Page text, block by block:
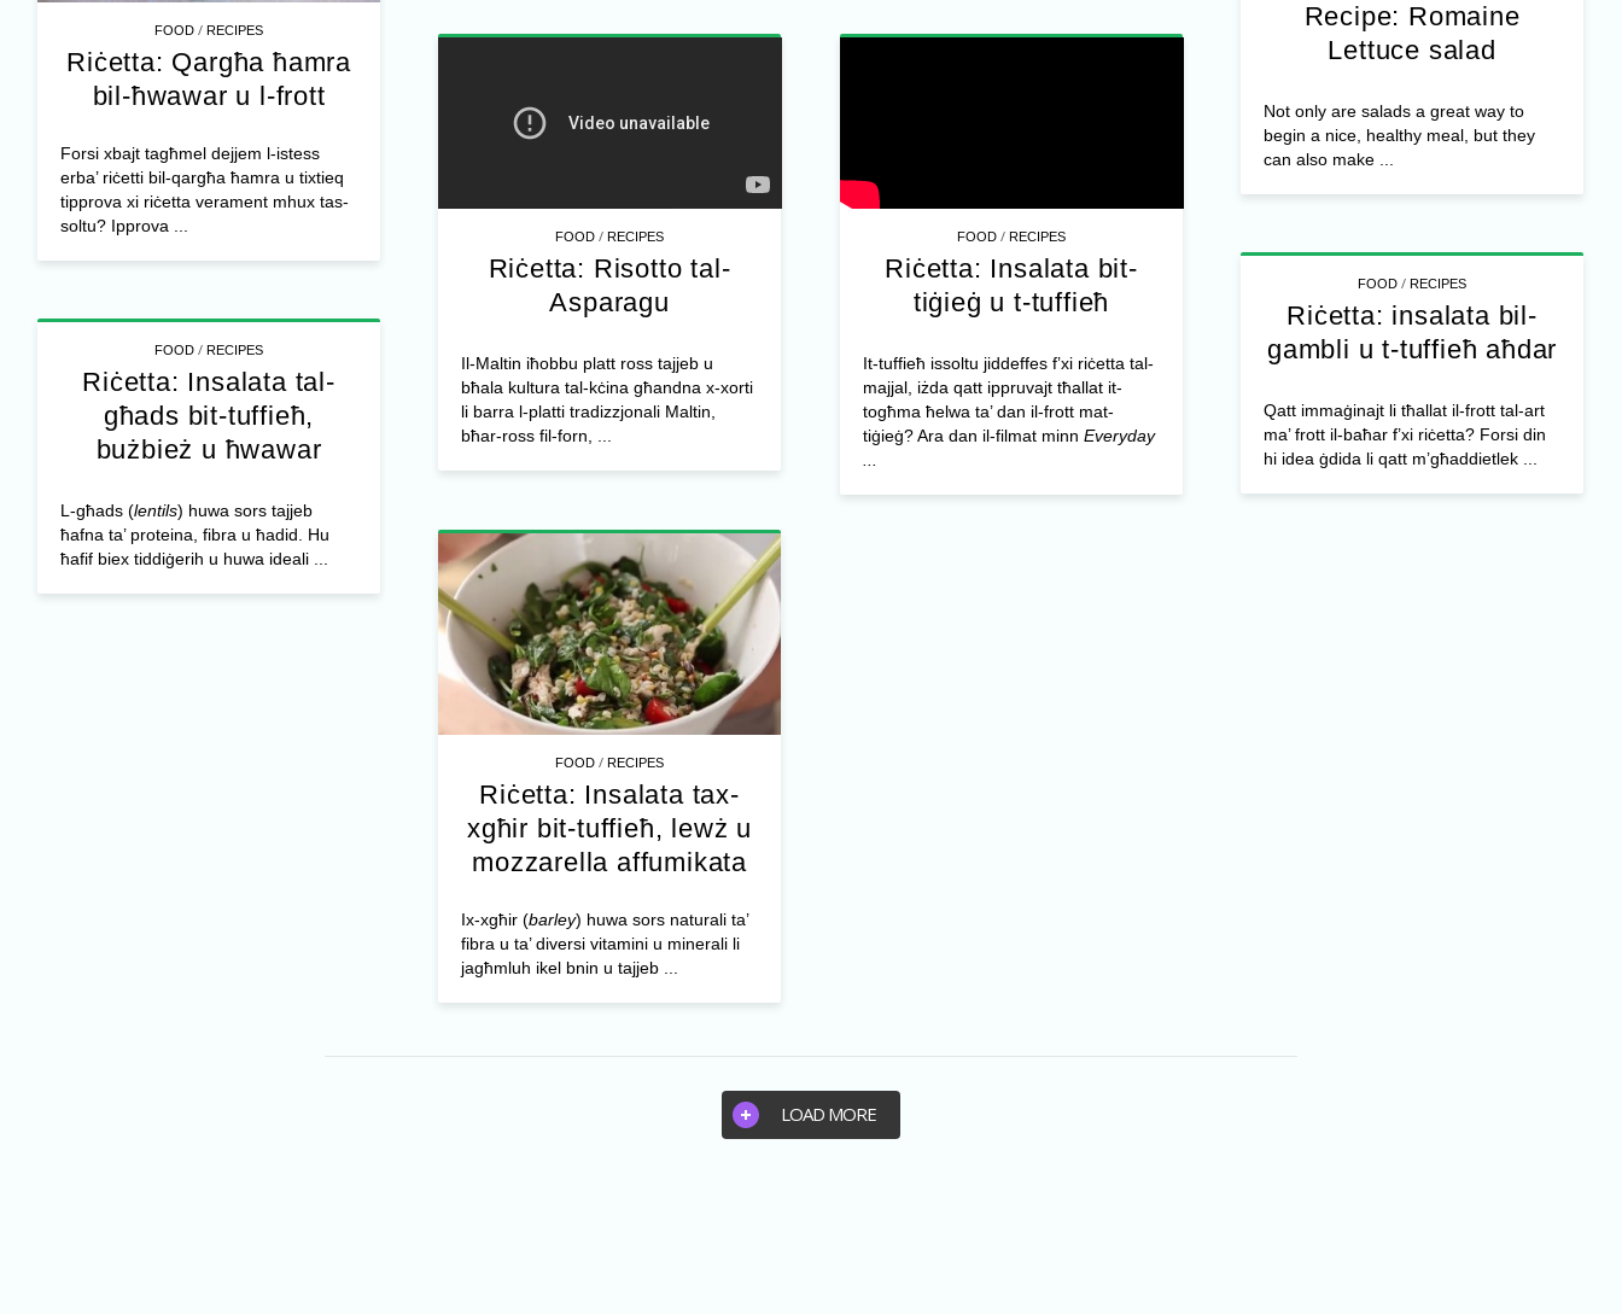
Recipe: Romaine
Lettuce salad
Not only are salads a great way to
begin a nice, healthy meal, but they
can also make ...
FOOD /RECIPES
Riċetta: Qargħa ħamra
bil-ħwawar u l-frott
Forsi xbajt tagħmel dejjem l-istess
erba’ riċetti bil-qargħa ħamra u tixtieq
tipprova xi riċetta verament mhux tas-
soltu? Ipprova ...
FOOD /RECIPES
Riċetta: Risotto tal-
Asparagu
Il-Maltin iħobbu platt ross tajjeb u
bħala kultura tal-kċina għandna x-xorti
li barra l-platti tradizzjonali Maltin,
bħar-ross fil-forn, ...
FOOD /RECIPES
Riċetta: Insalata bit-
tiġieġ u t-tuffieħ
It-tuffieħ issoltu jiddeffes f’xi riċetta tal-
majjal, iżda qatt ippruvajt tħallat it-
togħma ħelwa ta’ dan il-frott mat-
tiġieġ? Ara dan il-filmat minn Everyday
...
FOOD /RECIPES
Riċetta: insalata bil-
gambli u t-tuffieħ aħdar
Qatt immaġinajt li tħallat il-frott tal-art
ma’ frott il-baħar f’xi riċetta? Forsi din
hi idea ġdida li qatt m’għaddietlek ...
FOOD /RECIPES
Riċetta: Insalata tal-
għads bit-tuffieħ,
bużbież u ħwawar
L-għads (lentils) huwa sors tajjeb
ħafna ta’ proteina, fibra u ħadid. Hu
ħafif biex tiddiġerih u huwa ideali ...
FOOD /RECIPES
Riċetta: Insalata tax-
xgħir bit-tuffieħ, lewż u
mozzarella affumikata
Ix-xgħir (barley) huwa sors naturali ta’
fibra u ta’ diversi vitamini u minerali li
jagħmluh ikel bnin u tajjeb ...
LOAD MORE